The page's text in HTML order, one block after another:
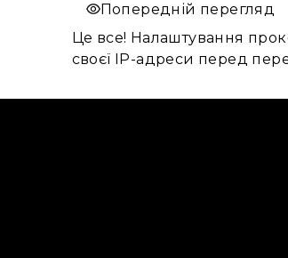
Попередній перегляд
Це все! Налаштування
своєї IP-адреси перед